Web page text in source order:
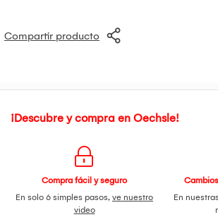
Compartir producto
¡Descubre y compra en Oechsle!
Compra fácil y seguro
En solo 6 simples pasos, ve nuestro
video
En